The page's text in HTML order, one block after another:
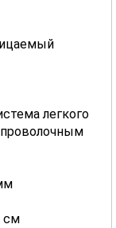
легкого
проволочным
см